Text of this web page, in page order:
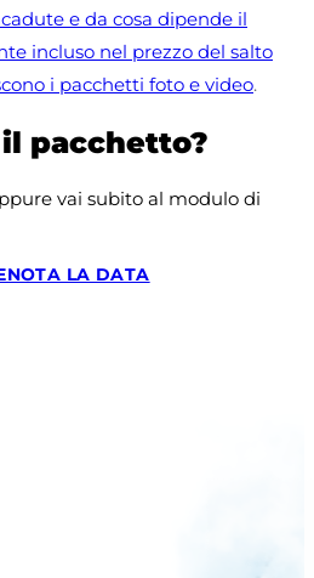
e da cosa dipende il
incluso nel prezzo del salto
i pacchetti foto e video.
pacchetto?
vai subito al modulo di
LA DATA